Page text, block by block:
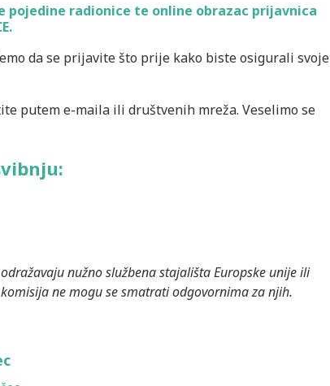
pojedine radionice te online obrazac prijavnica
da se prijavite što prije kako biste osigurali svoje
putem e-maila ili društvenih mreža. Veselimo se
nužno službena stajališta Europske unije ili
ne mogu se smatrati odgovornima za njih.